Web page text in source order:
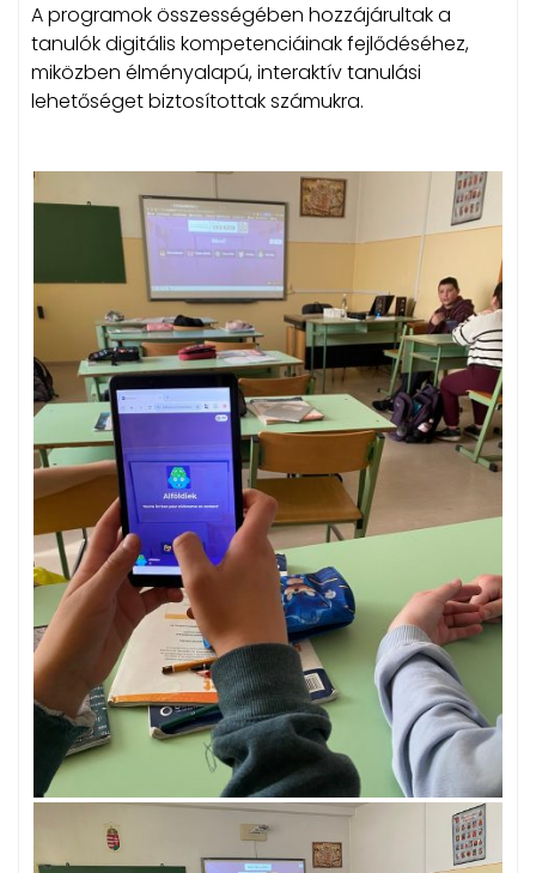
A programok összességében hozzájárultak a
tanulók digitális kompetenciáinak fejlődéséhez,
miközben élményalapú, interaktív tanulási
lehetőséget biztosítottak számukra.